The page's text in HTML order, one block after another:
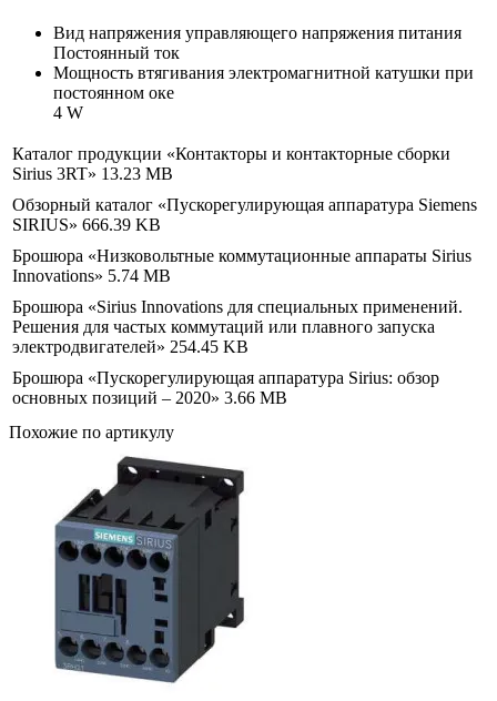
Вид напряжения управляющего напряжения питания
Постоянный ток
Мощность втягивания электромагнитной катушки при
постоянном оке
4 W
Каталог продукции «Контакторы и контакторные сборки
Sirius 3RT» 13.23 MB
Обзорный каталог «Пускорегулирующая аппаратура Siemens
SIRIUS» 666.39 KB
Брошюра «Низковольтные коммутационные аппараты Sirius
Innovations» 5.74 MB
Брошюра «Sirius Innovations для специальных применений.
Решения для частых коммутаций или плавного запуска
электродвигателей» 254.45 KB
Брошюра «Пускорегулирующая аппаратура Sirius: обзор
основных позиций – 2020» 3.66 MB
Похожие по артикулу